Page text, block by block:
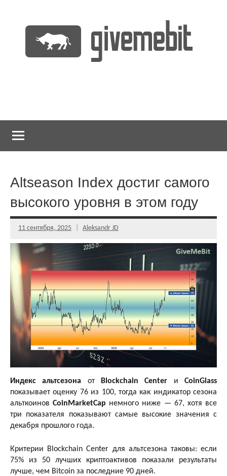
содержимому
Altseason Index достиг самого
высокого уровня в этом году
11 сентября, 2025 Aleksandr JD
Индекс альтсезона от Blockchain Center иCoinGlass
показывает оценку 76 из 100, тогда как индикатор сезона
альткоиновCoinMarketCap немного ниже — 67, хотя все
три показателя показывают самые высокие значения с
декабря прошлого года.
Критерии Blockchain Center для альтсезона таковы: если
75% из 50 лучших криптоактивов показали результаты
лучше, чем Bitcoin за последние 90 дней.